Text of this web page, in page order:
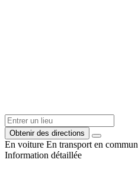
Obtenir des directions
En voiture En transport en commun
Information détaillée